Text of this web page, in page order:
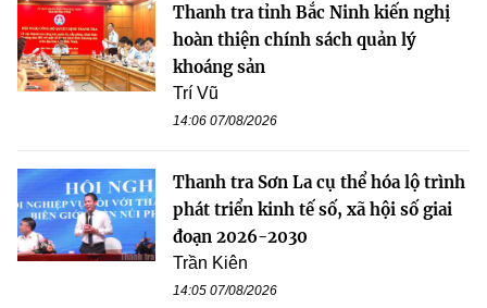
Thanh tra tỉnh Bắc Ninh kiến nghị
hoàn thiện chính sách quản lý
khoáng sản
Trí Vũ
14:06 07/08/2026
Thanh tra Sơn La cụ thể hóa lộ trình
phát triển kinh tế số, xã hội số giai
đoạn 2026-2030
Trần Kiên
14:05 07/08/2026